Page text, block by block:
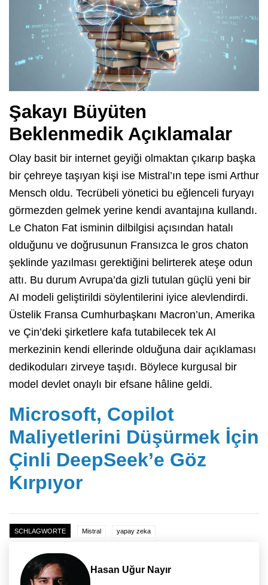
Şakayı Büyüten
Beklenmedik Açıklamalar
Olay basit bir internet geyiği olmaktan çıkarıp başka
bir çehreye taşıyan kişi ise Mistral’ın tepe ismi Arthur
Mensch oldu. Tecrübeli yönetici bu eğlenceli furyayı
görmezden gelmek yerine kendi avantajına kullandı.
Le Chaton Fat isminin dilbilgisi açısından hatalı
olduğunu ve doğrusunun Fransızca le gros chaton
şeklinde yazılması gerektiğini belirterek ateşe odun
attı. Bu durum Avrupa’da gizli tutulan güçlü yeni bir
AI modeli geliştirildi söylentilerini iyice alevlendirdi.
Üstelik Fransa Cumhurbaşkanı Macron’un, Amerika
ve Çin’deki şirketlere kafa tutabilecek tek AI
merkezinin kendi ellerinde olduğuna dair açıklaması
dedikoduları zirveye taşıdı. Böylece kurgusal bir
model devlet onaylı bir efsane hâline geldi.
Microsoft, Copilot
Maliyetlerini Düşürmek İçin
Çinli DeepSeek’e Göz
Kırpıyor
SCHLAGWORTE Mistral yapay zeka
Hasan Uğur Nayır